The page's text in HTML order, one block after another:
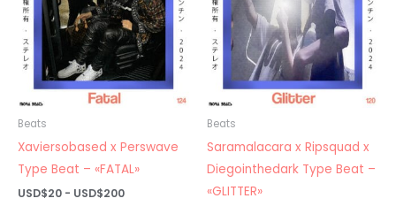
Beats
Xaviersobased x Perswave
Type Beat – «FATAL»
USD$20 - USD$200Rango
Beats
Saramalacara x Ripsquad x
Diegointhedark Type Beat –
«GLITTER»